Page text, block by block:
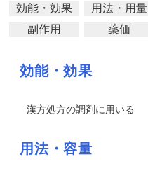
効能・効果 用法・用量
副作用
薬価
効能・効果
漢方処方の調剤に用いる
用法・容量